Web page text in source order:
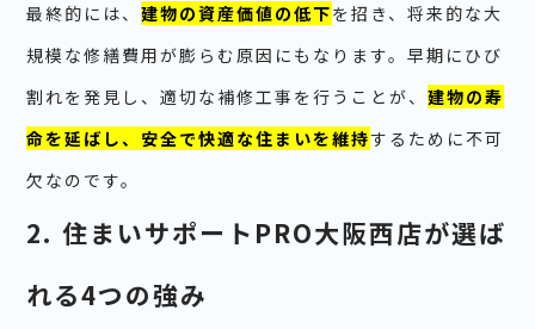
最終的には、建物の資産価値の低下を招き、将来的な大
規模な修繕費用が膨らむ原因にもなります。早期にひび
割れを発見し、適切な補修工事を行うことが、建物の寿
命を延ばし、安全で快適な住まいを維持するために不可
欠なのです。
2. 住まいサポートPRO大阪西店が選ば
れる4つの強み